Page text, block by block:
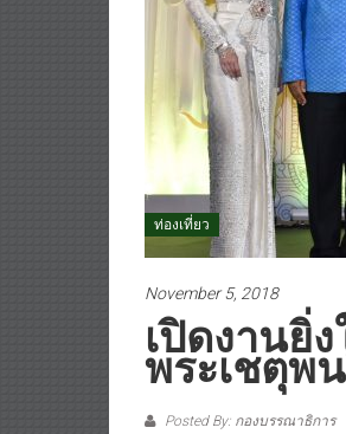
ท่องเที่ยว
November 5, 2018
เปิดงานยิ่
พระเชตุพ
Posted By: กองบรรณาธิการ